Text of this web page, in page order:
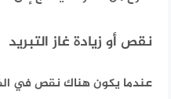
نقص أو زيادة غاز التبريد
عندما يكون هناك نقص في